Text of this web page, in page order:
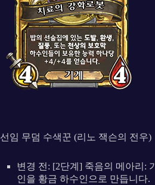
선임 무덤 수색꾼 (리노 잭슨의 전우)
변경 전: [2단계] 죽음의 메아리:
인을 황금 하수인으로 만듭니다.